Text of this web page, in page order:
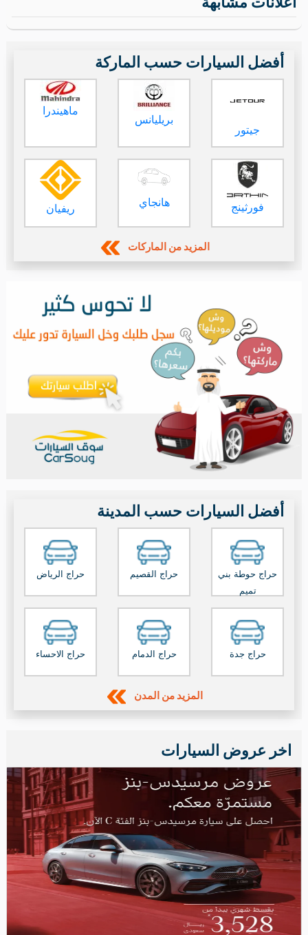
أفضل السيارات حسب الماركة
جيتور
بريليانس
ماهيندرا
فورثينج هانجاي ريفيان
المزيد من الماركات
أفضل السيارات حسب المدينة
حراج حوطة بني
تميم
حراج القصيم حراج الرياض
حراج جدة حراج الدمام حراج الاحساء
المزيد من المدن
اخر عروض السيارات